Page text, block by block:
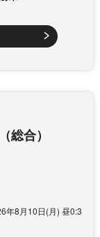
総合）
年8月10日(月) 昼0:3